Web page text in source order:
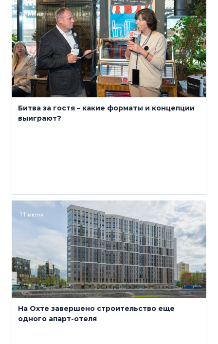
11 июня
Битва за гостя – какие форматы и концепции
выиграют?
11 июня
На Охте завершено строительство еще
одного апарт-отеля